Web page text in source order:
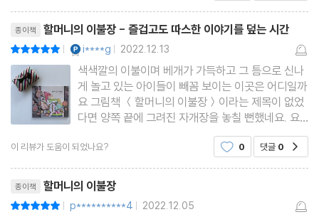
종이책 할머니의 이불장 - 즐겁고도 따스한 이야기를 덮는 시간
| i****g | 2022.12.13
색색깔의 이불이며 베개가 가득하고 그 틈으로 신나
게 놀고 있는 아이들이 빼꼼 보이는 이곳은 어디일까
요 그림책 ＜할머니의 이불장＞이라는 제목이 없었
다면 양쪽 끝에 그려진 자개장을 놓칠 뻔했네요. 요
즘 아이들에게는 너무나 생소할 자개로 꾸민 이불장
이지만 제게는 어린시절 향수를 자극하는 그리운 물
네요. 그럼 지금
이 리뷰가 도움이 되었나요? 0 댓글 0
종이책 할머니의 이불장
| p**********4 | 2022.12.05